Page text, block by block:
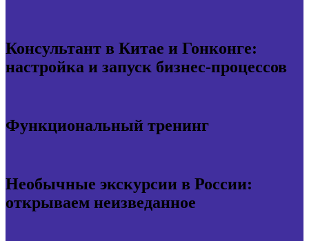
Консультант в Китае и Гонконге:
настройка и запуск бизнес-процессов
Функциональный тренинг
Необычные экскурсии в России:
открываем неизведанное